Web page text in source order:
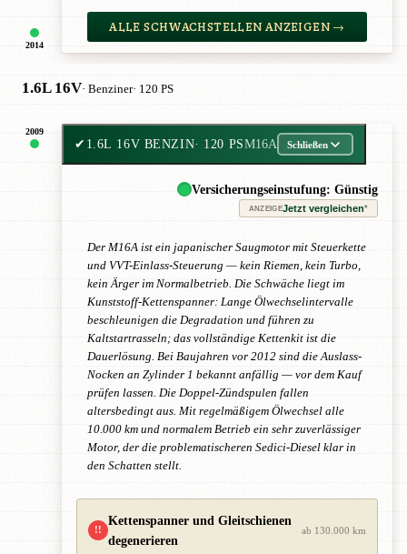
2014
ALLE SCHWACHSTELLEN ANZEIGEN →
1.6L 16V· Benziner· 120 PS
2009
✔ 1.6L 16V BENZIN· 120 PSM16A Schließen
Versicherungseinstufung: Günstig
ANZEIGEJetzt vergleichen*
Der M16A ist ein japanischer Saugmotor mit Steuerkette
und VVT-Einlass-Steuerung — kein Riemen, kein Turbo,
kein Ärger im Normalbetrieb. Die Schwäche liegt im
Kunststoff-Kettenspanner: Lange Ölwechselintervalle
beschleunigen die Degradation und führen zu
Kaltstartrasseln; das vollständige Kettenkit ist die
Dauerlösung. Bei Baujahren vor 2012 sind die Auslass-
Nocken an Zylinder 1 bekannt anfällig — vor dem Kauf
prüfen lassen. Die Doppel-Zündspulen fallen
altersbedingt aus. Mit regelmäßigem Ölwechsel alle
10.000 km und normalem Betrieb ein sehr zuverlässiger
Motor, der die problematischeren Sedici-Diesel klar in
den Schatten stellt.
!!
Kettenspanner und Gleitschienen
degenerieren
ab 130.000 km